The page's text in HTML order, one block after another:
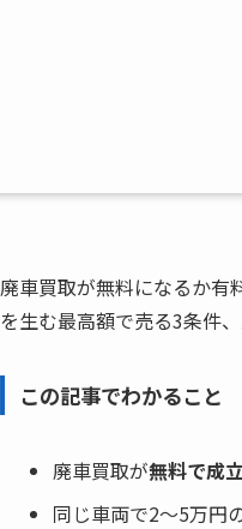
廃車買取が無料になるか有
を生む最高額で売る3条件
この記事でわかること
廃車買取が無料で成
同じ車両で2〜5万円